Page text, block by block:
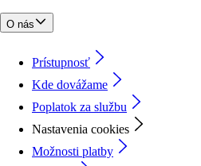
O nás
Prístupnosť
Kde dovážame
Poplatok za službu
Nastavenia cookies
Možnosti platby